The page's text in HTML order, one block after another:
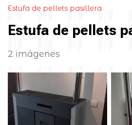
Estufa de pellets pasillera
Estufa de pellets
2 imágenes